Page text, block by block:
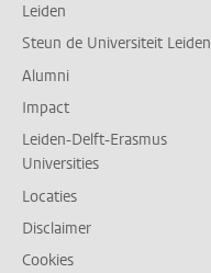
Leiden
Steun de Universiteit Leiden
Alumni
Impact
Leiden-Delft-Erasmus
Universities
Locaties
Disclaimer
Cookies